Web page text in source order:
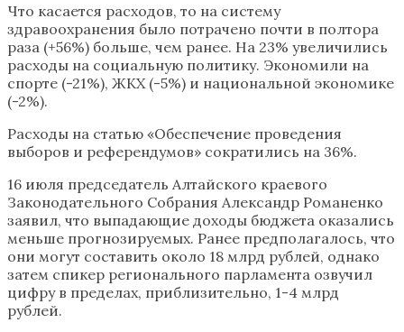
Что касается расходов, то на систему
здравоохранения было потрачено почти в полтора
раза (+56%) больше, чем ранее. На 23% увеличились
расходы на социальную политику. Экономили на
спорте (-21%), ЖКХ (-5%) и национальной экономике
(-2%).
Расходы на статью «Обеспечение проведения
выборов и референдумов» сократились на 36%.
16 июля председатель Алтайского краевого
Законодательного Собрания Александр Романенко
заявил, что выпадающие доходы бюджета оказались
меньше прогнозируемых. Ранее предполагалось, что
они могут составить около 18 млрд рублей, однако
затем спикер регионального парламента озвучил
цифру в пределах, приблизительно, 1-4 млрд
рублей.